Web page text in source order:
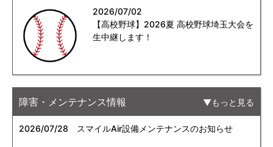
2026/07/02
【高校野球】2026夏 高校野球埼玉大会を
生中継します！
障害・メンテナンス情報 もっと見る
2026/07/28 スマイルAir設備メンテナンスのお知らせ